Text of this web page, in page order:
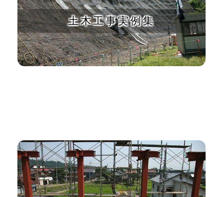
土木工事実例集